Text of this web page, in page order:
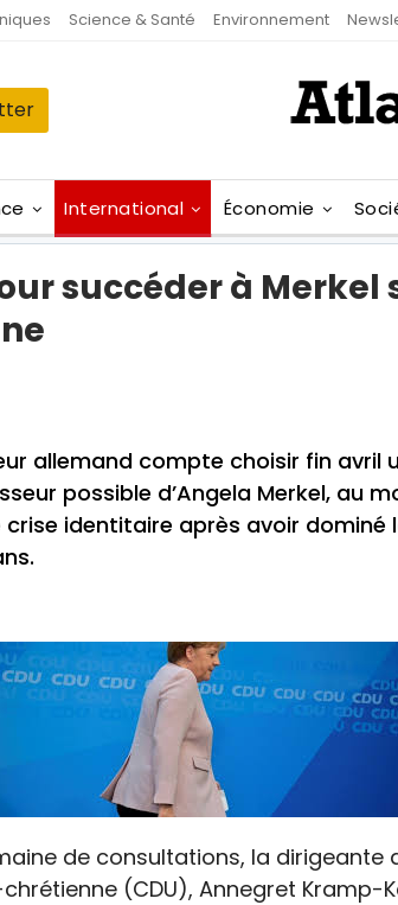
Science & Santé Environnement
International Économie
succéder à Merkel
allemand compte choisir fin avril
possible d’Angela Merkel, au
identitaire après avoir dominé
de consultations, la dirigeante
(CDU), Annegret Kramp-